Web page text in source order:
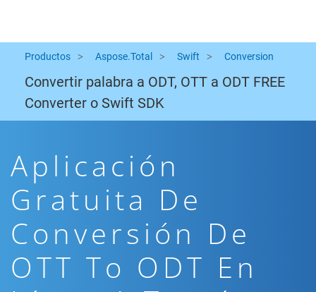
Productos Aspose.Total Swift Conversion
Convertir palabra a ODT, OTT a ODT FREE
Converter o Swift SDK
Aplicación
Gratuita De
Conversión De
OTT To ODT En